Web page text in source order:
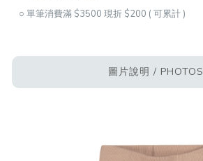
○ 單筆消費滿 $3500 現折 $200 ( 可累計 )
圖片說明 / PHOTOS